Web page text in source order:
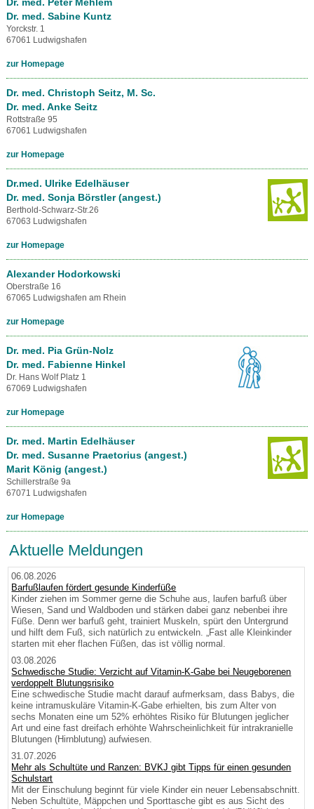
Dr. med. Sabine Kuntz
Yorckstr. 1
67061 Ludwigshafen
zur Homepage
Dr. med. Christoph Seitz, M. Sc.
Dr. med. Anke Seitz
Rottstraße 95
67061 Ludwigshafen
zur Homepage
Dr.med. Ulrike Edelhäuser
Dr. med. Sonja Börstler (angest.)
Berthold-Schwarz-Str.26
67063 Ludwigshafen
zur Homepage
Alexander Hodorkowski
Oberstraße 16
67065 Ludwigshafen am Rhein
zur Homepage
Dr. med. Pia Grün-Nolz
Dr. med. Fabienne Hinkel
Dr. Hans Wolf Platz 1
67069 Ludwigshafen
zur Homepage
Dr. med. Martin Edelhäuser
Dr. med. Susanne Praetorius (angest.)
Marit König (angest.)
Schillerstraße 9a
67071 Ludwigshafen
zur Homepage
Aktuelle Meldungen
06.08.2026
Barfußlaufen fördert gesunde Kinderfüße
Kinder ziehen im Sommer gerne die Schuhe aus, laufen barfuß über
Wiesen, Sand und Waldboden und stärken dabei ganz nebenbei ihre
Füße. Denn wer barfuß geht, trainiert Muskeln, spürt den Untergrund
und hilft dem Fuß, sich natürlich zu entwickeln. „Fast alle Kleinkinder
starten mit eher flachen Füßen, das ist völlig normal.
03.08.2026
Schwedische Studie: Verzicht auf Vitamin-K-Gabe bei Neugeborenen
verdoppelt Blutungsrisiko
Eine schwedische Studie macht darauf aufmerksam, dass Babys, die
keine intramuskuläre Vitamin-K-Gabe erhielten, bis zum Alter von
sechs Monaten eine um 52% erhöhtes Risiko für Blutungen jeglicher
Art und eine fast dreifach erhöhte Wahrscheinlichkeit für intrakranielle
Blutungen (Hirnblutung) aufwiesen.
31.07.2026
Mehr als Schultüte und Ranzen: BVKJ gibt Tipps für einen gesunden
Schulstart
Mit der Einschulung beginnt für viele Kinder ein neuer Lebensabschnitt.
Neben Schultüte, Mäppchen und Sporttasche gibt es aus Sicht des